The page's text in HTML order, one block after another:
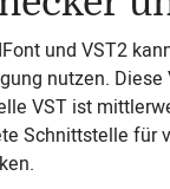
und VST2
nutzen. Diese
VST ist
Schnittstelle für